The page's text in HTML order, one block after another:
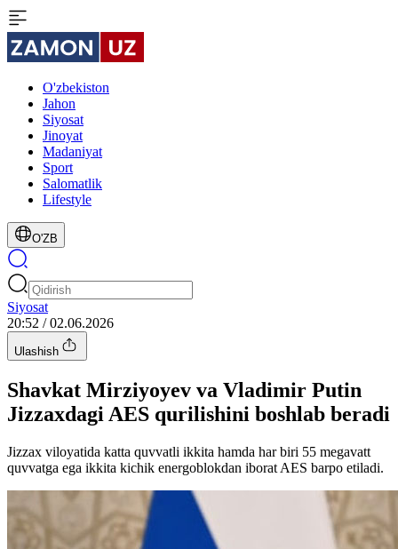
O'zbekiston
Jahon
Siyosat
Jinoyat
Madaniyat
Sport
Salomatlik
Lifestyle
O'ZB
Siyosat
20:52 / 02.06.2026
Ulashish
Shavkat Mirziyoyev va Vladimir Putin
Jizzaxdagi AES qurilishini boshlab beradi
Jizzax viloyatida katta quvvatli ikkita hamda har biri 55 megavatt
quvvatga ega ikkita kichik energoblokdan iborat AES barpo etiladi.